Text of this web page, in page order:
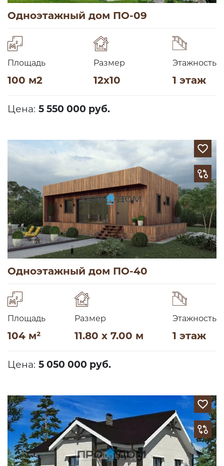
Одноэтажный дом ПО-09
Площадь
100 м2
Размер
12х10
Этажность
1 этаж
Цена: 5 550 000 руб.
Одноэтажный дом ПО-40
Площадь
104 м²
Размер
11.80 x 7.00 м
Этажность
1 этаж
Цена: 5 050 000 руб.